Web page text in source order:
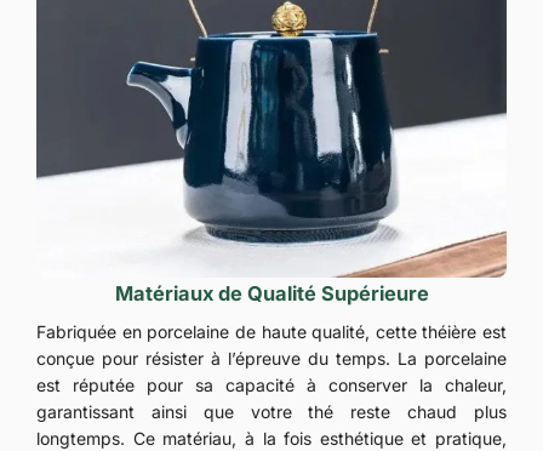
Matériaux de Qualité Supérieure
Fabriquée en porcelaine de haute qualité, cette théière est
conçue pour résister à l’épreuve du temps. La porcelaine
est réputée pour sa capacité à conserver la chaleur,
garantissant ainsi que votre thé reste chaud plus
longtemps. Ce matériau, à la fois esthétique et pratique,